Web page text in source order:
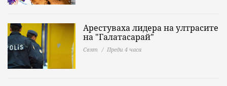
Арестуваха лидера на ултрасите
на "Галатасарай"
Свят Преди 4 часа